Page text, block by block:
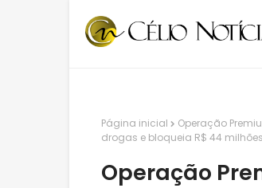
Página inicial
Operação
drogas e bloqueia R$ 44
Operação